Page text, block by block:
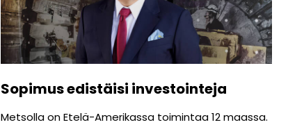
Sopimus edistäisi investointeja
Metsolla on Etelä-Amerikassa toimintaa 12 maassa.